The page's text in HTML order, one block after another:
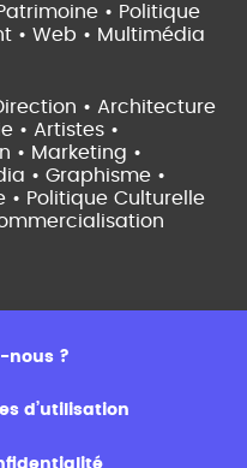
• Politique
• Web • Multimédia
• Architecture
• Artistes •
• Marketing •
• Graphisme •
• Politique Culturelle
nous ?
d’utilisation